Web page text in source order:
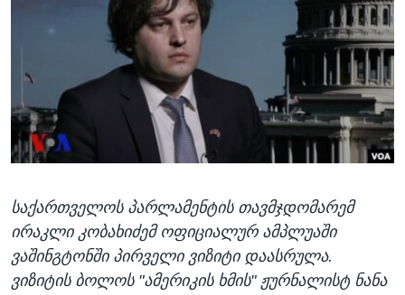
ᲡᲢᲣᲓᲘᲐ ᲕᲐᲨᲘᲜᲒᲢᲝᲜᲘ
ᲯᲐᲜᲛᲠᲗᲔᲚᲝᲑᲐ
ᲛᲔᲪᲜᲘᲔᲠᲔᲑᲐ
ᲘᲜᲢᲔᲠᲕᲘᲣ
ᲙᲣᲚᲢᲣᲠᲐ
ᲓᲔᲖᲘᲜᲤᲝᲠᲛᲐᲪᲘᲐ
Learning English
ᲗᲕᲐᲚᲘ ᲒᲕᲐᲓᲔᲕᲜᲔᲗ
ენები
საქართველოს პარლამენტის თავმჯდომარემ
ირაკლი კობახიძემ ოფიციალურ ამპლუაში
ვაშინგტონში პირველი ვიზიტი დაასრულა.
ვიზიტის ბოლოს "ამერიკის ხმის" ჟურნალისტ ნანა